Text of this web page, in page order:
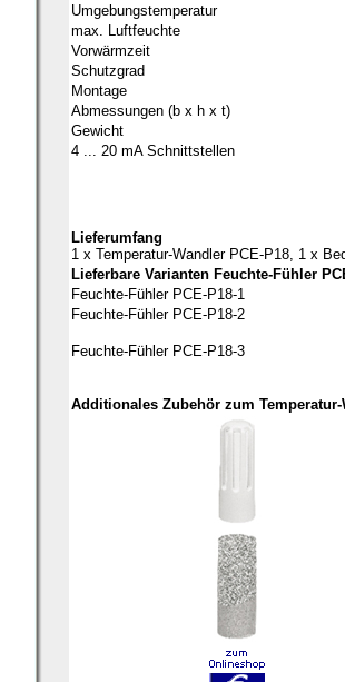
Umgebungstemperatur
max. Luftfeuchte
Vorwärmzeit
Schutzgrad
Montage
Abmessungen (b x h x t)
Gewicht
4 ... 20 mA Schnittstellen
Lieferumfang
1 x Temperatur-Wandler PCE-P18, 1 x
Lieferbare Varianten Feuchte-Fühler
Feuchte-Fühler PCE-P18-1
Feuchte-Fühler PCE-P18-2
Feuchte-Fühler PCE-P18-3
Additionales Zubehör zum Temperatur-